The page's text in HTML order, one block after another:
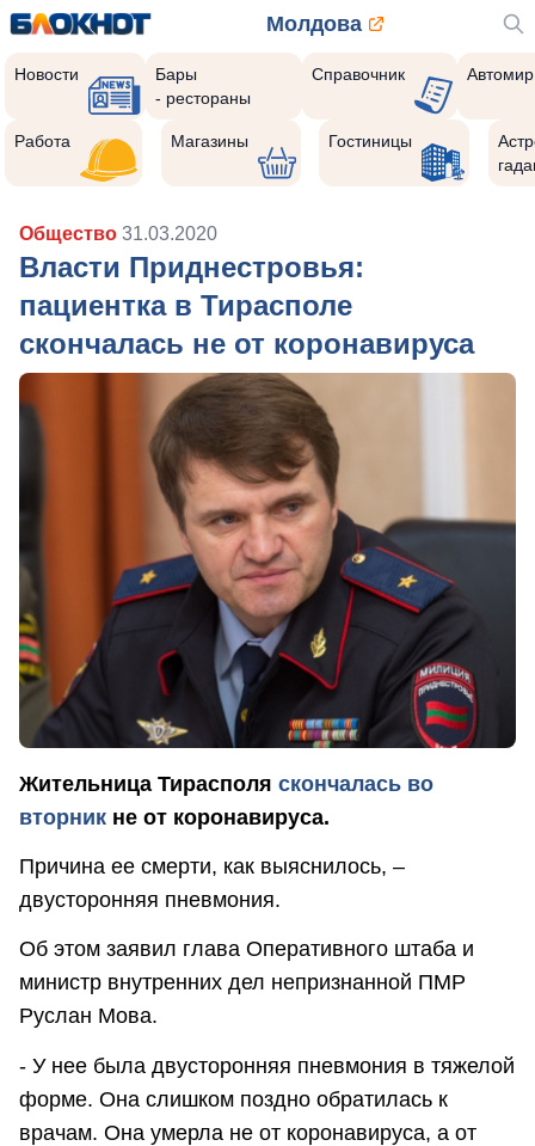
Молдова
Новости
Бары
- рестораны
Справочник Автомир
Работа Магазины Гостиницы
Общество 31.03.2020
Власти Приднестровья:
пациентка в Тирасполе
скончалась не от коронавируса
Жительница Тирасполя скончалась во
вторник не от коронавируса.
Причина ее смерти, как выяснилось, –
двусторонняя пневмония.
Об этом заявил глава Оперативного штаба и
министр внутренних дел непризнанной ПМР
Руслан Мова.
- У нее была двусторонняя пневмония в тяжелой
форме. Она слишком поздно обратилась к
врачам. Она умерла не от коронавируса, а от